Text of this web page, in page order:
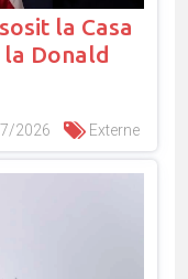
la Casa
Donald
2026 Externe